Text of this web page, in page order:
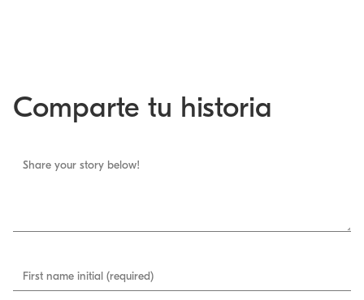
Comparte tu historia
Share your story below!
First name initial (required)